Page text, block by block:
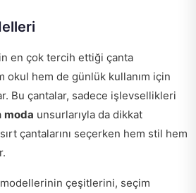
en çok tercih ettiği çanta
okul hem de günlük kullanım için
Bu çantalar, sadece işlevsellikleri
moda unsurlarıyla da dikkat
çantalarını seçerken hem stil hem
modellerinin çeşitlerini, seçim